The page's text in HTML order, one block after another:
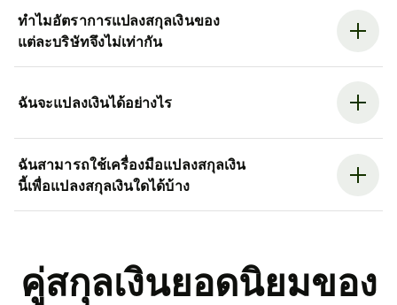
ทำไมอัตราการแปลงสกุลเงินของ
แต่ละบริษัทจึงไม่เท่ากัน
ฉันจะแปลงเงินได้อย่างไร
ฉันสามารถใช้เครื่องมือแปลงสกุลเงิน
นี้เพื่อแปลงสกุลเงินใดได้บ้าง
คู่สกุลเงินยอดนิยมของ